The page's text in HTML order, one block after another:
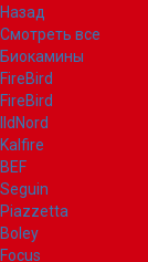
Назад
Смотреть все
Биокамины
FireBird
FireBird
IldNord
Kalfire
BEF
Seguin
Piazzetta
Boley
Focus